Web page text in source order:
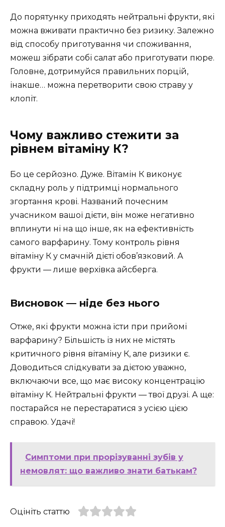
До порятунку приходять нейтральні фрукти, які
можна вживати практично без ризику. Залежно
від способу приготування чи споживання,
можеш зібрати собі салат або приготувати пюре.
Головне, дотримуйся правильних порцій,
інакше… можна перетворити свою страву у
клопіт.
Чому важливо стежити за
рівнем вітаміну К?
Бо це серйозно. Дуже. Вітамін К виконує
складну роль у підтримці нормального
згортання крові. Названий почесним
учасником вашої дієти, він може негативно
вплинути ні на що інше, як на ефективність
самого варфарину. Тому контроль рівня
вітаміну К у смачній дієті обов’язковий. А
фрукти — лише верхівка айсберга.
Висновок — ніде без нього
Отже, які фрукти можна їсти при прийомі
варфарину? Більшість із них не містять
критичного рівня вітаміну К, але ризики є.
Доводиться слідкувати за дієтою уважно,
включаючи все, що має високу концентрацію
вітаміну К. Нейтральні фрукти — твої друзі. А ще:
постарайся не перестаратися з усією цiєю
справою. Удачі!
Симптоми при прорізуванні зубів у
немовлят: що важливо знати батькам?
Оцініть статтю